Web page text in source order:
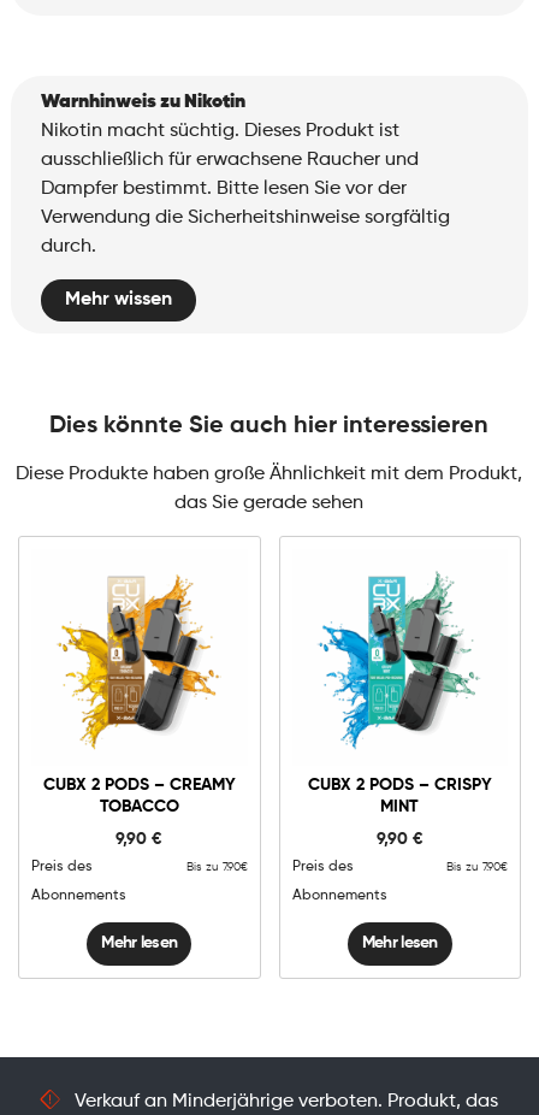
Warnhinweis zu Nikotin
Nikotin macht süchtig. Dieses Produkt ist
ausschließlich für erwachsene Raucher und
Dampfer bestimmt. Bitte lesen Sie vor der
Verwendung die Sicherheitshinweise sorgfältig
durch.
Mehr wissen
Dies könnte Sie auch hier interessieren
Diese Produkte haben große Ähnlichkeit mit dem Produkt,
das Sie gerade sehen
CUBX 2 PODS – CREAMY
TOBACCO
9,90€
Preis des
Abonnements
Bis zu 7.90€
Mehr lesen
CUBX 2 PODS – CRISPY
MINT
9,90 €
Preis des
Abonnements
Bis zu 7.90€
Mehr lesen
Verkauf an Minderjährige verboten. Produkt, das